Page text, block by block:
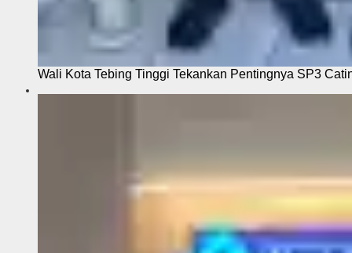
Wali Kota Tebing Tinggi Tekankan Pentingnya SP3